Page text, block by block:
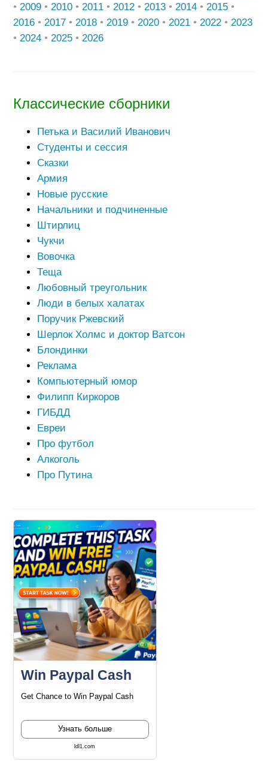
• 2009 • 2010 • 2011 • 2012 • 2013 • 2014 • 2015 •
2016 • 2017 • 2018 • 2019 • 2020 • 2021 • 2022 • 2023
• 2024 • 2025 • 2026
Классические сборники
Петька и Василий Иванович
Студенты и сессия
Сказки
Армия
Новые русские
Начальники и подчиненные
Штирлиц
Чукчи
Вовочка
Теща
Любовный треугольник
Люди в белых халатах
Поручик Ржевский
Шерлок Холмс и доктор Ватсон
Блондинки
Реклама
Компьютерный юмор
Филипп Киркоров
ГИБДД
Евреи
Про футбол
Алкоголь
Про Путина
Win Paypal Cash
Get Chance to Win Paypal Cash
Узнать больше
ldl1.com